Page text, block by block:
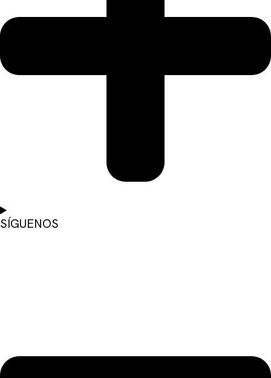
SÍGUENOS